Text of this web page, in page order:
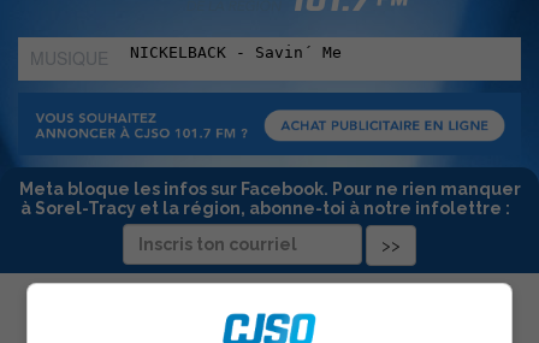
MUSIQUE
:
Meta bloque les infos sur Facebook. Pour ne rien manquer
à Sorel-Tracy et la région, abonne-toi à notre infolettre :